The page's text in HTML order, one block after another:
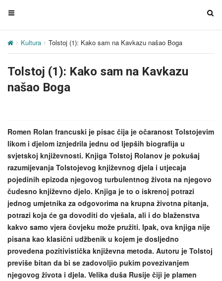
T
g
e
n
g
a
t
i
o
n
T
g
o
Kultura Tolstoj (1): Kako sam na Kavkazu našao Boga
Tolstoj (1): Kako sam na Kavkazu
našao Boga
Romen Rolan francuski je pisac čija je očaranost Tolstojevim
likom i djelom iznjedrila jednu od ljepših biografija u
svjetskoj književnosti. Knjiga Tolstoj Rolanov je pokušaj
razumijevanja Tolstojevog književnog djela i utjecaja
pojedinih epizoda njegovog turbulentnog života na njegovo
čudesno književno djelo. Knjiga je to o iskrenoj potrazi
jednog umjetnika za odgovorima na krupna životna pitanja,
potrazi koja će ga dovoditi do vješala, ali i do blaženstva
kakvo samo vjera čovjeku može pružiti. Ipak, ova knjiga nije
pisana kao klasični udžbenik u kojem je dosljedno
provedena pozitivistička književna metoda. Autoru je Tolstoj
previše bitan da bi se zadovoljio pukim povezivanjem
njegovog života i djela. Velika duša Rusije čiji je plamen